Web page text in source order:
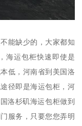
能缺少的，大家都知
海运包柜快速即使是
低，河南省到美国洛
径即是海运包柜，河
洛杉矶海运包柜做到
服务，只要您您弄明